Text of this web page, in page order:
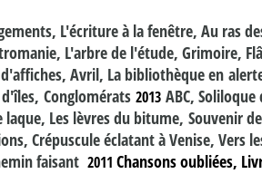
L'écriture à la fenêtre, Au ras
L'arbre de l'étude, Grimoire,
Avril, La bibliothèque en
Conglomérats 2013 ABC,
Les lèvres du bitume, Souvenir
Crépuscule éclatant à Venise, Vers
faisant 2011 Chansons oubliées,